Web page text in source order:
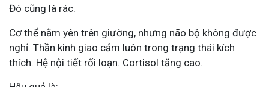
Đó cũng là rác.
Cơ thể nằm yên trên giường, nhưng não bộ không được
nghỉ. Thần kinh giao cảm luôn trong trạng thái kích
thích. Hệ nội tiết rối loạn. Cortisol tăng cao.